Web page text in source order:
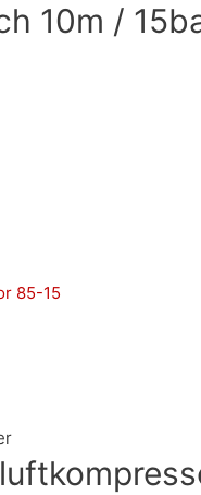
10m /